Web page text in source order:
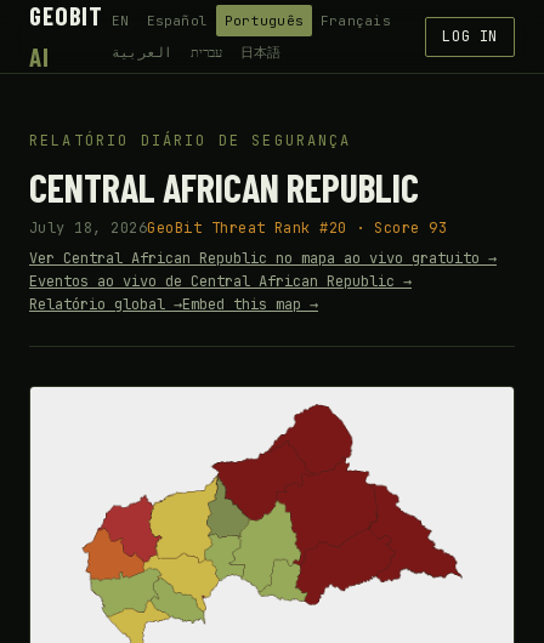
GEOBIT
AI
EN Español Português
Français
العربية
עברית 日本語
LOG IN
RELATÓRIO DIÁRIO DE SEGURANÇA
CENTRAL AFRICAN REPUBLIC
July 18, 2026GeoBit Threat Rank #20 · Score 93
Ver Central African Republic no mapa ao vivo gratuito →
Eventos ao vivo de Central African Republic →
Relatório global →Embed this map →